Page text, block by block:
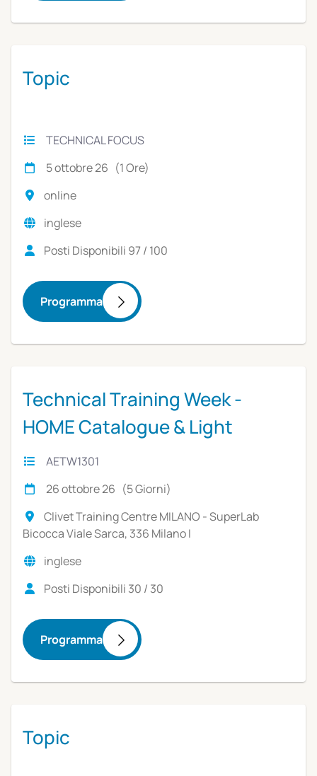
Topic
TECHNICAL FOCUS
5 ottobre 26 (1 Ore)
online
inglese
Posti Disponibili 97 / 100
Programma
Technical Training Week -
HOME Catalogue & Light
Commercial Units
AETW1301
26 ottobre 26 (5 Giorni)
Clivet Training Centre MILANO - SuperLab
Bicocca Viale Sarca, 336 Milano I
inglese
Posti Disponibili 30 / 30
Programma
Topic